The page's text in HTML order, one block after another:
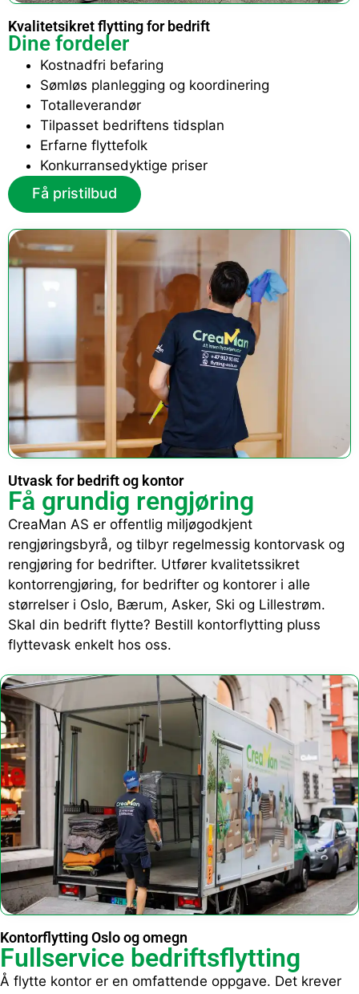
Kvalitetsikret flytting for bedrift
Dine fordeler
Kostnadfri befaring
Sømløs planlegging og koordinering
Totalleverandør
Tilpasset bedriftens tidsplan
Erfarne flyttefolk
Konkurransedyktige priser
Få pristilbud
Utvask for bedrift og kontor
Få grundig rengjøring
CreaMan AS er offentlig miljøgodkjent
rengjøringsbyrå, og tilbyr regelmessig kontorvask og
rengjøring for bedrifter. Utfører kvalitetssikret
kontorrengjøring, for bedrifter og kontorer i alle
størrelser i Oslo, Bærum, Asker, Ski og Lillestrøm.
Skal din bedrift flytte? Bestill kontorflytting pluss
flyttevask enkelt hos oss.
Kontorflytting Oslo og omegn
Fullservice bedriftsflytting
Å flytte kontor er en omfattende oppgave. Det krever